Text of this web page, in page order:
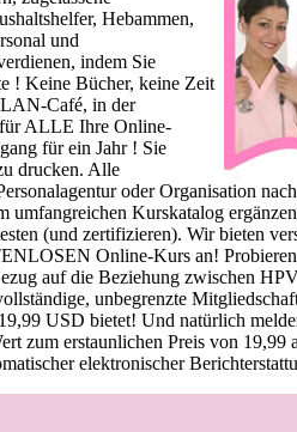
Hebammen,
und
indem Sie
! Keine Bücher, keine Zeit
Café, in der
für ALLE Ihre Online-
für ein Jahr ! Sie
drucken. Alle
oder Organisation
Kurskatalog
(und zertifizieren). Wir bieten
Online-Kurs an!
auf die Beziehung zwischen
unbegrenzte
USD bietet! Und natürlich
zum erstaunlichen Preis von 19,99
elektronischer